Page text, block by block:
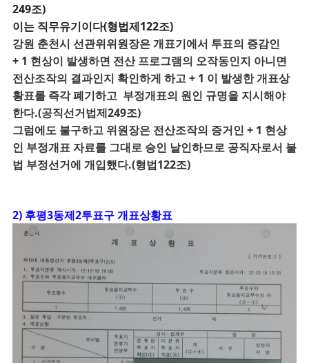
249조)
이는 직무유기이다(형법제122조)
강원 춘천시 선관위위원장은 개표기에서 투표의 증감인
+ 1 현상이 발생하면 전산 프로그램의 오작동인지 아니면
전산조작의 결과인지 확인하게 하고 + 1 이 발생한 개표상
황표를 즉각 폐기하고 부정개표의 원인 규명을 지시해야
한다.(공직선거법제249조)
그럼에도 불구하고 위원장은 전산조작의 증거인 + 1 현상
인 부정개표 자료를 그대로 승인 날인하므로 공직자로서 불
법 부정선거에 개입했다.(형법122조)
2) 후평3동제2투표구 개표상황표